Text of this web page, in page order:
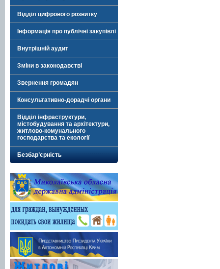
Відділ цифрового розвитку
Інформація про публічні закупівлі
Внутрішній аудит
Зміни в законодавстві
Звернення громадян
Консультативно-дорадчі органи
Відділ інфраструктури,
містобудування та архітектури,
житлово-комунального
господарства та екології
Безбар’єрність